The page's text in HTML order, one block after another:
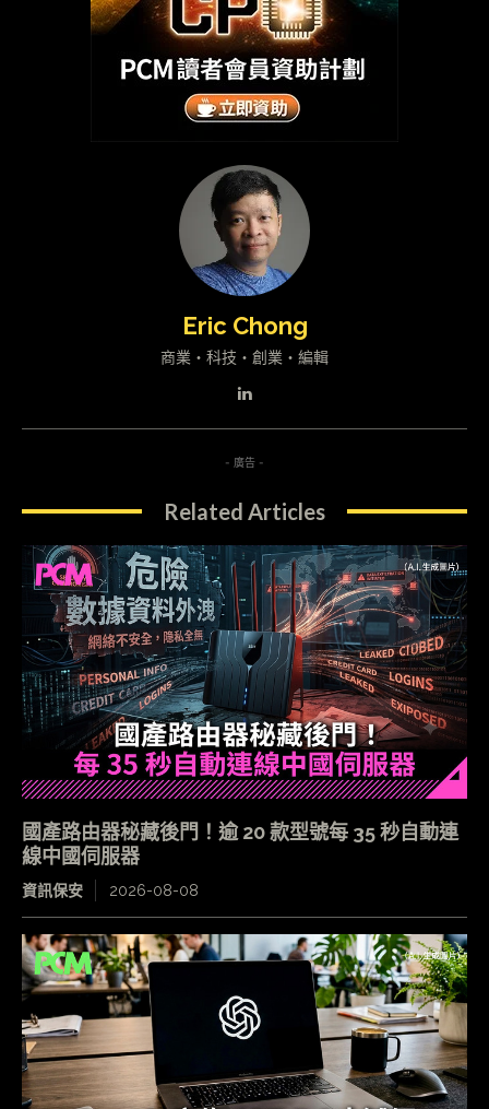
Eric Chong
商業・科技・創業・編輯
- 廣告 -
Related Articles
國產路由器秘藏後門！逾 20 款型號每 35 秒自動連
線中國伺服器
資訊保安 2026-08-08